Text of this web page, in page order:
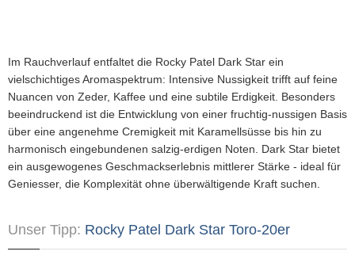
Im Rauchverlauf entfaltet die Rocky Patel Dark Star ein
vielschichtiges Aromaspektrum: Intensive Nussigkeit trifft auf feine
Nuancen von Zeder, Kaffee und eine subtile Erdigkeit. Besonders
beeindruckend ist die Entwicklung von einer fruchtig-nussigen Basis
über eine angenehme Cremigkeit mit Karamellsüsse bis hin zu
harmonisch eingebundenen salzig-erdigen Noten. Dark Star bietet
ein ausgewogenes Geschmackserlebnis mittlerer Stärke - ideal für
Geniesser, die Komplexität ohne überwältigende Kraft suchen.
Unser Tipp: Rocky Patel Dark Star Toro-20er